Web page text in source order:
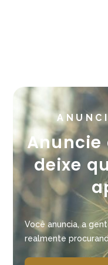
Anuncie
deixe
Você anuncia, a
realmente